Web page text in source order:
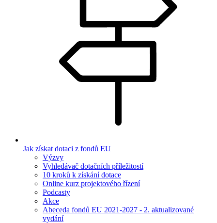
Jak získat dotaci z fondů EU
Výzvy
Vyhledávač dotačních příležitostí
10 kroků k získání dotace
Online kurz projektového řízení
Podcasty
Akce
Abeceda fondů EU 2021-2027 - 2. aktualizované
vydání